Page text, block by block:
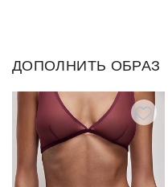
ДОПОЛНИТЬ ОБРАЗ